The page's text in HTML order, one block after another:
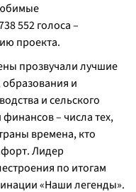
552 голоса –
проекта.
прозвучали лучшие
и
и сельского
финансов – числа тех,
времена, кто
Лидер
по итогам
«Наши легенды».